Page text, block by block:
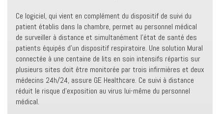
Ce logiciel, qui vient en complément du dispositif de suivi du
patient établis dans la chambre, permet au personnel médical
de surveiller à distance et simultanément l’état de santé des
patients équipés d’un dispositif respiratoire. Une solution Mural
connectée à une centaine de lits en soin intensifs répartis sur
plusieurs sites doit être monitorée par trois infirmières et deux
médecins 24h/24, assure GE Healthcare. Ce suivi à distance
réduit le risque d’exposition au virus lui-même du personnel
médical.